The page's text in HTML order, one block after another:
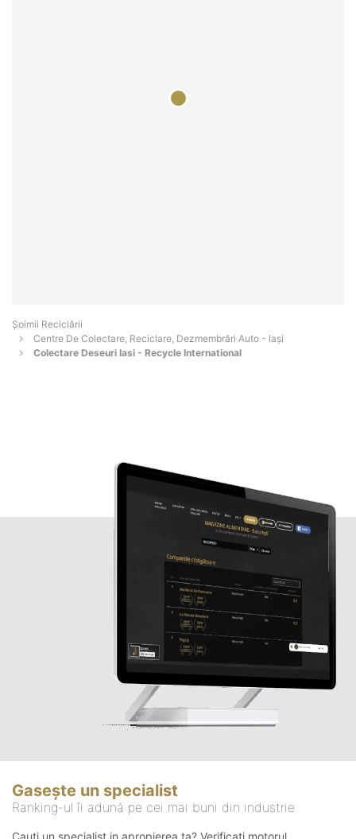
Șoimii Reciclării
Centre De Colectare, Reciclare, Dezmembrări Auto - Iaşi
Colectare Deseuri Iasi - Recycle International
Gasește un specialist
Ranking-ul îi adună pe cei mai buni din industrie
Cauți un specialist in apropierea ta? Verificați motorul